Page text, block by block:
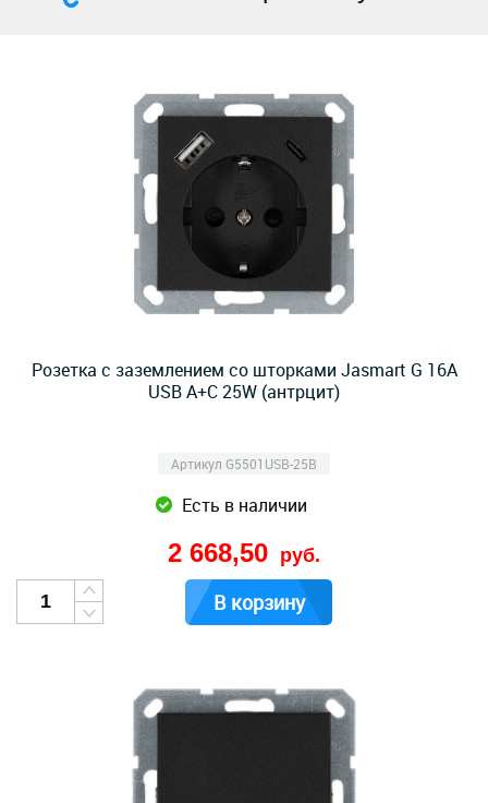
Розетка с заземлением со шторками Jasmart G 16A
USB A+C 25W (антрцит)
Артикул G5501USB-25B
Есть в наличии
2 668,50 руб.
В корзину